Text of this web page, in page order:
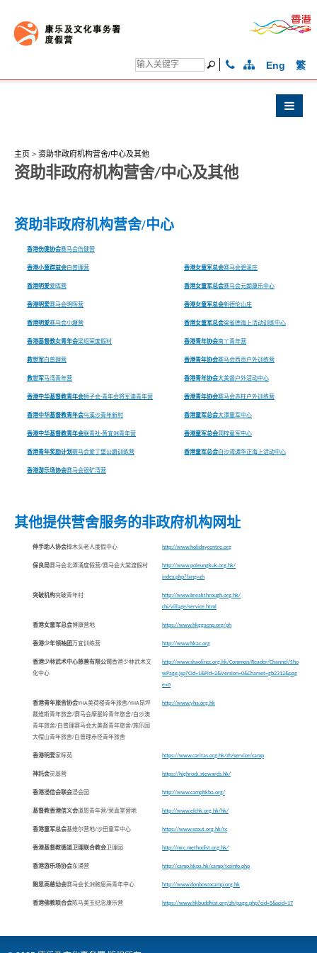
Eng 繁
主页 > 资助非政府机构营舍/中心及其他
资助非政府机构营舍/中心及其他
资助非政府机构营舍/中心
香港伤健协会赛马会伤健营
香港小童群益会白普理营 香港女童军总会赛马会碧溪庄
香港明爱爱晖营 香港女童军总会赛马会元朗康乐中心
香港明爱赛马会明晖营 香港女童军总会新德伦山庄
香港明爱赛马会小塘营 香港女童军总会梁省德海上活动训练中心
香港基督教女青年会梁绍荣度假村 香港青年协会 南丫青年营
救世军白普理营 香港青年协会赛马会西贡户外训练营
救世军马湾青年营 香港青年协会大美督户外活动中心
香港中华基督教青年会狮子会-青年会将军澳青年营 香港青年协会赛马会赤柱户外训练营
香港中华基督教青年会乌溪沙青年新村 香港童军总会大潭童军中心
香港中华基督教青年会联青社-黄宜洲青年营 香港童军总会洞梓童军中心
香港青年奖励计划 赛马会爱丁堡公爵训练营 香港童军总会白沙湾谭华正海上活动中心
香港游乐场协会赛马会银矿湾营
其他提供营舍服务的非政府机构网址
伸手助人协会樟木头老人度假中心 http://www.holidaycentre.org
保良局赛马会北潭涌度假营/赛马会大棠渡假村
http://www.poleungkuk.org.hk/
index.php?lang=zh
突破机构突破青年村
http://www.breakthrough.org.hk/
chi/village/service.html
香港女童军总会博康营地 https://www.hkggacnp.org/ph
香港少年领袖团 万宜训练营 http://www.hkac.org
香港少林武术中心慈善有限公司 香港少林武术文
化中心
http://www.shaolincc.org.hk/Common/Reader/Channel/Sho
wPage.jsp?Cid=1&Pid=2&Version=0&Charset=gb2312&pag
e=0
香港青年旅舍协会YHA美荷楼青年旅舍/YHA昂坪
戴维斯青年旅舍/赛马会摩星岭青年旅舍/白沙澳
青年旅舍/白普理赛马会大美督青年旅舍/施乐园
大帽山青年旅舍/白普理赤径青年旅舍
http://www.yha.org.hk
香港明爱家晖苑 https://www.caritas.org.hk/zh/service/camp
神託会灵基营 https://highrock.stewards.hk/
香港浸信会联会浸会园 http://www.camphkba.org/
基督教香港信义会道恩青年营/荣真堂营地 http://www.elchk.org.hk/hk/
香港童军总会基维尔营地/沙田童军中心 https://www.scout.org.hk/tc
香港基督教循道卫理联合教会 卫理园 http://mrc.methodist.org.hk/
香港游乐场协会东涌营 http://camp.hkpa.hk/camp/tcsinfo.php
鲍思高慈幼会赛马会长洲鲍思高青年中心 http://www.donboscocamp.org.hk
香港佛教联合会陈马美玉纪念康乐营 https://www.hkbuddhist.org/zh/page.php?cid=5&scid=17